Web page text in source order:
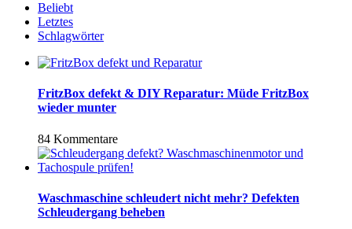
Beliebt
Letztes
Schlagwörter
FritzBox defekt & DIY Reparatur: Müde FritzBox
wieder munter
84 Kommentare
Waschmaschine schleudert nicht mehr? Defekten
Schleudergang beheben